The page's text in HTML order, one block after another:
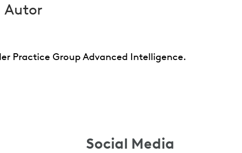
Autor
Practice Group Advanced Intelligence.
Social Media